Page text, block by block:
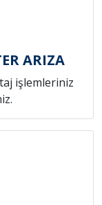
ARIZA
işlemleriniz